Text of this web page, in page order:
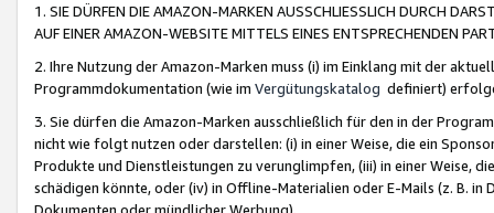
1. SIE DÜRFEN DIE AMAZON-MARKEN AUSSCHLIESSLICH DURCH
AUF EINER AMAZON-WEBSITE MITTELS EINES ENTSPRECHENDEN
2. Ihre Nutzung der Amazon-Marken muss (i) im Einklang mit der
Programmdokumentation (wie im Vergütungskatalog definiert)
3. Sie dürfen die Amazon-Marken ausschließlich für den in der
nicht wie folgt nutzen oder darstellen: (i) in einer Weise, die ein
Produkte und Dienstleistungen zu verunglimpfen, (iii) in einer Weise,
schädigen könnte, oder (iv) in Offline-Materialien oder E-Mails (z. B. in
Dokumenten oder mündlicher Werbung).